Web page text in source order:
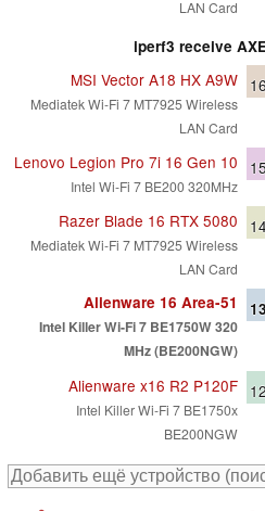
LAN Card
iperf3 receive
MSI Vector A18 HX A9W
Mediatek Wi-Fi 7 MT7925 Wireless
LAN Card
Lenovo Legion Pro 7i 16 Gen 10
Intel Wi-Fi 7 BE200 320MHz
Razer Blade 16 RTX 5080
Mediatek Wi-Fi 7 MT7925 Wireless
LAN Card
Alienware 16 Area-51
Intel Killer Wi-Fi 7 BE1750W 320
MHz (BE200NGW)
Alienware x16 R2 P120F
Intel Killer Wi-Fi 7 BE1750x
BE200NGW